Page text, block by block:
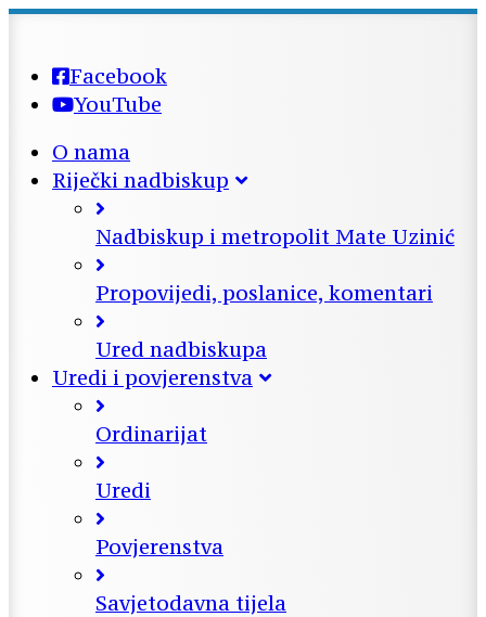
Facebook
YouTube
O nama
Riječki nadbiskup
Nadbiskup i metropolit Mate Uzinić
Propovijedi, poslanice, komentari
Ured nadbiskupa
Uredi i povjerenstva
Ordinarijat
Uredi
Povjerenstva
Savjetodavna tijela